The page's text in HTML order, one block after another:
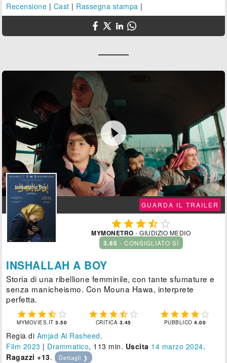
Recensione | Cast | Rassegna stampa |

GUARDA IL TRAILER
 
MYMONETRO - GIUDIZIO MEDIO
3.65 - CONSIGLIATO SÌ
INSHALLAH A BOY
Storia di una ribellione femminile, con tante sfumature e
senza manicheismo. Con Mouna Hawa, interprete
perfetta.
    
MYMOVIES.IT3.50
    
CRITICA 3.45
    
PUBBLICO4.00
Regia di Amjad Al Rasheed.
Film 2023 | Drammatico, 113 min. Uscita 14 marzo 2024.
Ragazzi +13. Dettagli ❯